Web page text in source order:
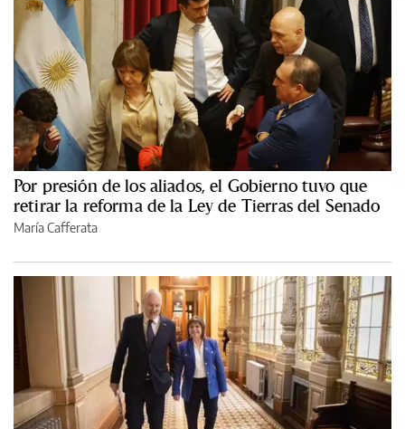
Por presión de los aliados, el Gobierno tuvo que
retirar la reforma de la Ley de Tierras del Senado
María Cafferata